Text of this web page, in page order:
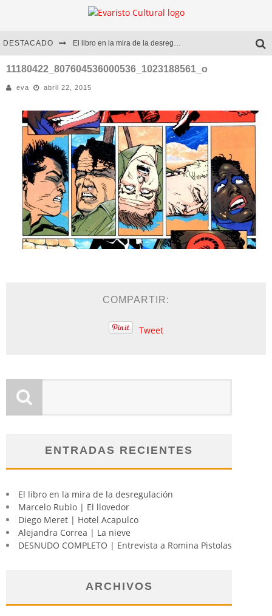
DESTACADO El libro en la mira de la desregulación
Marcelo Rubio | El llovedor
Diego Meret | Hotel Acapulco
Alejandra Correa | La nieve
11180422_807604536000536_1023188561_o
eva abril 22, 2015
COMPARTIR:
Tweet
ENTRADAS RECIENTES
El libro en la mira de la desregulación
Marcelo Rubio | El llovedor
Diego Meret | Hotel Acapulco
Alejandra Correa | La nieve
DESNUDO COMPLETO | Entrevista a Romina Pistolas
ARCHIVOS